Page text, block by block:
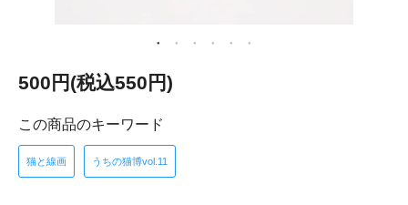
500円(税込550円)
この商品のキーワード
猫と線画 うちの猫博vol.11